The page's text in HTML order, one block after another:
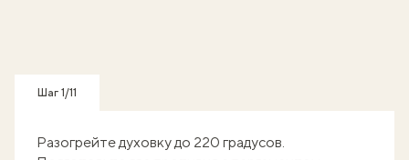
Шаг 1/11
Разогрейте духовку до 220 градусов.